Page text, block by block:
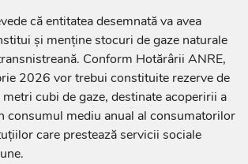
că entitatea desemnată va avea
și menține stocuri de gaze naturale
Conform Hotărârii ANRE,
2026 vor trebui constituite rezerve de
cubi de gaze, destinate acoperirii a
consumul mediu anual al consumatorilor
care prestează servicii sociale